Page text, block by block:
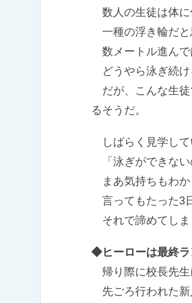
数人の生徒は体に
一種の浮き輪だと
数メートル進んで
どうやら泳ぎ続け
だが、こんな生徒
るそうだ。
しばらく見学して
「泳ぎができない
まあ気持ちもわか
言ってもたった3
それで諦めてしま
◆ヒーローは最終ラ
帰り際に校長先生
先ごろ行われた新